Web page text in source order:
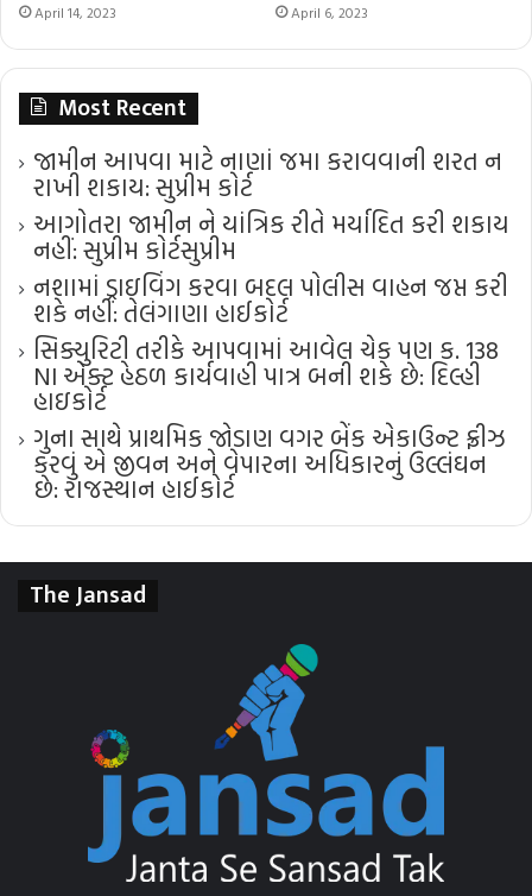
April 14, 2023 April 6, 2023
Most Recent
જામીન આપવા માટે નાણાં જમા કરાવવાની શરત ન
રાખી શકાય: સુપ્રીમ કોર્ટ
આગોતરા જામીન ને યાંત્રિક રીતે મર્યાદિત કરી શકાય
નહીં: સુપ્રીમ કોર્ટ​સુપ્રીમ
નશામાં ડ્રાઇવિંગ કરવા બદલ પોલીસ વાહન જપ્ત કરી
શકે નહીં: તેલંગાણા હાઈકોર્ટ
સિક્યુરિટી તરીકે આપવામાં આવેલ ચેક પણ ક. 138
NI એક્ટ હેઠળ કાર્યવાહી પાત્ર બની શકે છે: દિલ્હી
હાઇકોર્ટ
ગુના સાથે પ્રાથમિક જોડાણ વગર બેંક એકાઉન્ટ ફ્રીઝ
કરવું એ જીવન અને વેપારના અધિકારનું ઉલ્લંઘન
છે: રાજસ્થાન હાઈકોર્ટ
The Jansad